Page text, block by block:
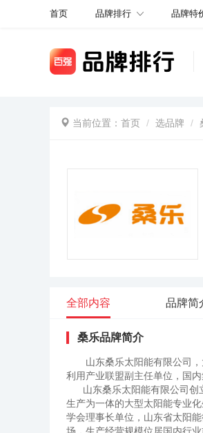
首页 品牌排行 品牌特
当前位置： 首页 选品牌
全部内容 品牌简
桑乐品牌简介
山东桑乐太阳能有限公司
利用产业联盟副主任单位，国
山东桑乐太阳能有限公司创
生产为一体的大型太阳能专业
学会理事长单位，山东省太阳